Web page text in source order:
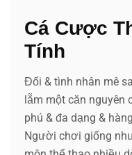
Cá Cược
Tính
Đối & tình nhân mê
lẵm một căn nguyên
phú & đa dạng &
Người chơi giống